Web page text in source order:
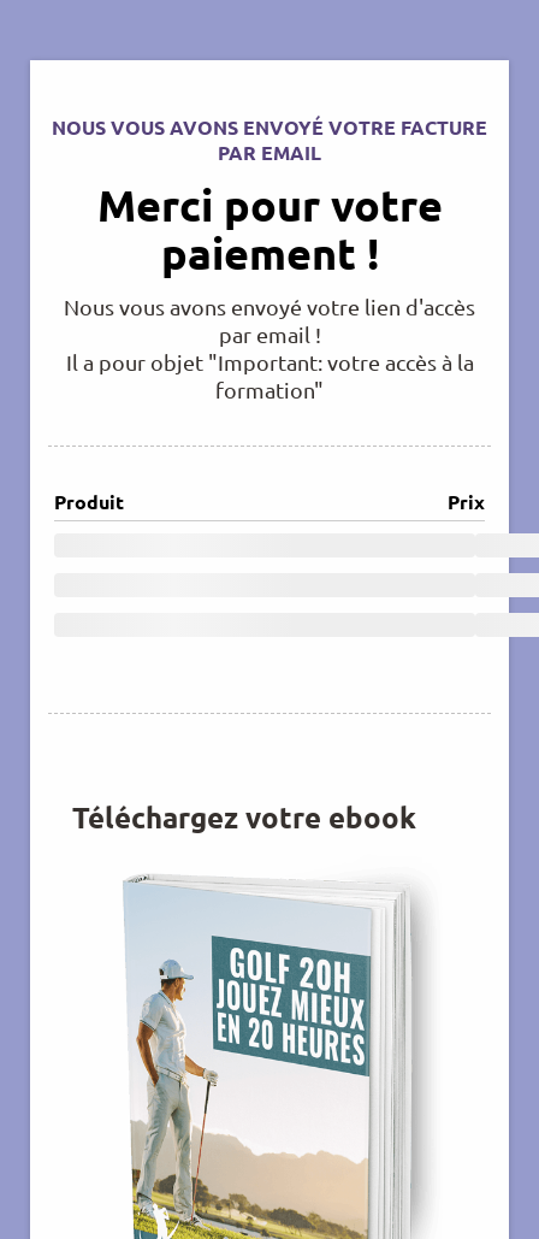
NOUS VOUS AVONS ENVOYÉ VOTRE FACTURE
PAR EMAIL
Merci pour votre
paiement !
Nous vous avons envoyé votre lien d'accès
par email !
Il a pour objet "Important: votre accès à la
formation"
Produit Prix
Téléchargez votre ebook